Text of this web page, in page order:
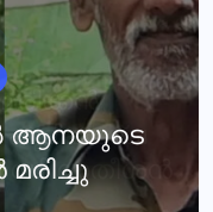
ആനയുടെ
മരിച്ചു